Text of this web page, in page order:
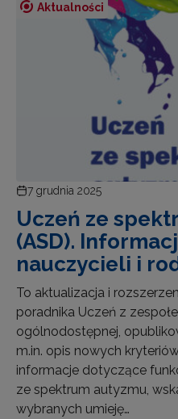
Aktualności
7 grudnia 2025
Uczeń ze
(ASD).
nauczycieli i
To aktualizacja i
poradnika Uczeń z
ogólnodostępnej,
m.in. opis nowych
informacje dotyczące
ze spektrum autyzmu,
wybranych umieję…